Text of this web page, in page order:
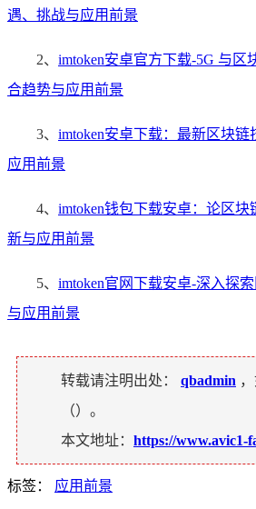
遇、挑战与应用前景
2、 imtoken安卓官方下载-5G 与区
合趋势与应用前景
3、 imtoken安卓下载：最新区块
应用前景
4、 imtoken钱包下载安卓：论区块
新与应用前景
5、 imtoken官网下载安卓-深入探
与应用前景
转载请注明出处： qbadmin
（）。
本文地址： https://www.avic1-
标签： 应用前景